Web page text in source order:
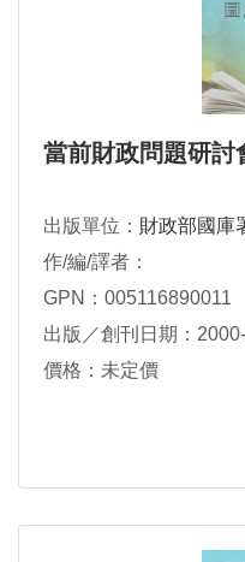
當前財政問題研討
出版單位： 財政部國庫
作/編/譯者：
GPN：005116890011
出版／創刊日期：
價格：未定價